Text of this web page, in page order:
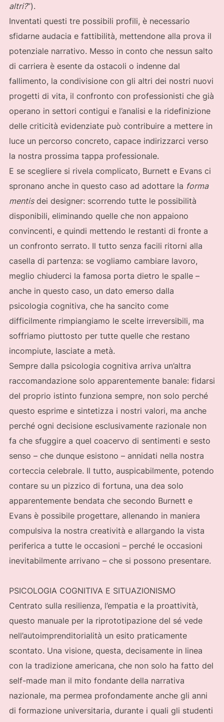
altri?”).
Inventati questi tre possibili profili, è necessario
sfidarne audacia e fattibilità, mettendone alla prova il
potenziale narrativo. Messo in conto che nessun salto
di carriera è esente da ostacoli o indenne dal
fallimento, la condivisione con gli altri dei nostri nuovi
progetti di vita, il confronto con professionisti che già
operano in settori contigui e l’analisi e la ridefinizione
delle criticità evidenziate può contribuire a mettere in
luce un percorso concreto, capace indirizzarci verso
la nostra prossima tappa professionale.
E se scegliere si rivela complicato, Burnett e Evans ci
spronano anche in questo caso ad adottare la forma
mentisdei designer: scorrendo tutte le possibilità
disponibili, eliminando quelle che non appaiono
convincenti, e quindi mettendo le restanti di fronte a
un confronto serrato. Il tutto senza facili ritorni alla
casella di partenza: se vogliamo cambiare lavoro,
meglio chiuderci la famosa porta dietro le spalle –
anche in questo caso, un dato emerso dalla
psicologia cognitiva, che ha sancito come
difficilmente rimpiangiamo le scelte irreversibili, ma
soffriamo piuttosto per tutte quelle che restano
incompiute, lasciate a metà.
Sempre dalla psicologia cognitiva arriva un’altra
raccomandazione solo apparentemente banale: fidarsi
del proprio istinto funziona sempre, non solo perché
questo esprime e sintetizza i nostri valori, ma anche
perché ogni decisione esclusivamente razionale non
fa che sfuggire a quel coacervo di sentimenti e sesto
senso – che dunque esistono – annidati nella nostra
corteccia celebrale. Il tutto, auspicabilmente, potendo
contare su un pizzico di fortuna, una dea solo
apparentemente bendata che secondo Burnett e
Evans è possibile progettare, allenando in maniera
compulsiva la nostra creatività e allargando la vista
periferica a tutte le occasioni – perché le occasioni
inevitabilmente arrivano – che si possono presentare.
PSICOLOGIA COGNITIVA E SITUAZIONISMO
Centrato sulla resilienza, l’empatia e la proattività,
questo manuale per la riprototipazione del sé vede
nell’autoimprenditorialità un esito praticamente
scontato. Una visione, questa, decisamente in linea
con la tradizione americana, che non solo ha fatto del
self-made man il mito fondante della narrativa
nazionale, ma permea profondamente anche gli anni
di formazione universitaria, durante i quali gli studenti